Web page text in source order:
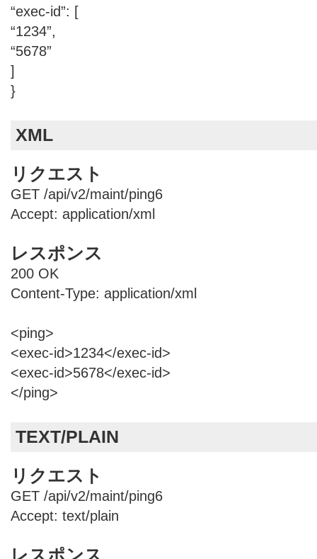
“exec-id”: [
“1234”,
“5678”
]
}
XML
リクエスト
GET /api/v2/maint/ping6
Accept: application/xml
レスポンス
200 OK
Content-Type: application/xml
<ping>
<exec-id>1234</exec-id>
<exec-id>5678</exec-id>
</ping>
TEXT/PLAIN
リクエスト
GET /api/v2/maint/ping6
Accept: text/plain
レスポンス